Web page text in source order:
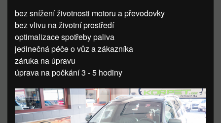
bez snížení životnosti motoru a převodovky
bez vlivu na životní prostředí
optimalizace spotřeby paliva
jedinečná péče o vůz a zákazníka
záruka na úpravu
úprava na počkání 3 - 5 hodiny